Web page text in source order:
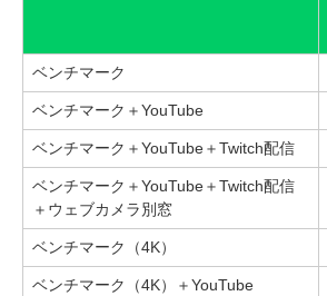
ベンチマーク
ベンチマーク＋YouTube
ベンチマーク＋YouTube＋Twitch配信
ベンチマーク＋YouTube＋Twitch配信
＋ウェブカメラ別窓
ベンチマーク（4K）
ベンチマーク（4K）＋YouTube